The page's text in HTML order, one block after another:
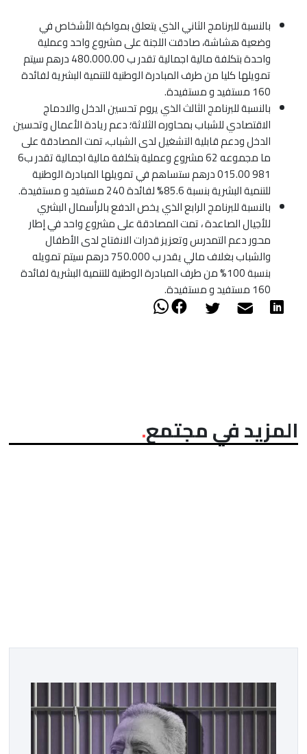
بالنسبة للبرنامج الثاني الذي يتعلق بمواكبة الأشخاص في
وضعية هشاشة، صادقت اللجنة على مشروع واحد وعملية
واحدة بتكلفة مالية اجمالية تقدر ب 480.000.00 درهم سيتم
تمويلها كليا من طرف المبادرة الوطنية للتنمية البشرية لفائدة
160 مستفيد و مستفيدة.
بالنسبة للبرنامج الثالث الذي يروم تحسين الدخل والادماج
الاقتصادي للشباب بمحاوره الثلاثة؛ دعم ريادة الأعمال وتحسين
الدخل ودعم قابلية التشغيل لدى الشباب، تمت المصادقة على
ما مجموعه 62 مشروع وعملية بتكلفة مالية اجمالية تقدر ب6
981 015.00 درهم ستساهم في تمويلها المبادرة الوطنية
للتنمية البشرية بنسبة 85.6% لفائدة 240 مستفيد و مستفيدة.
بالنسبة للبرنامج الرابع الذي يخص الدفع بالرأسمال البشري
للأجيال الصاعدة ، تمت المصادقة على مشروع واحد في إطار
محور دعم التمدرس وتعزيز قدرات الانفتاح لدى الأطفال
والشباب بغلاف مالي يقدر ب 750.000 درهم سيتم تمويله
بنسبة 100% من طرف المبادرة الوطنية للتنمية البشرية لفائدة
160 مستفيد و مستفيدة.
المزيد في مجتمع